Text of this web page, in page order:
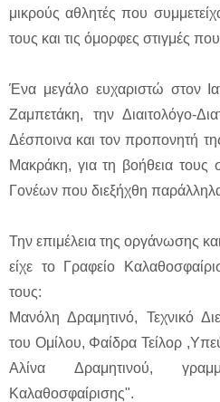
μικρούς αθλητές που
τους και τις όμορφες στιγμές
Ένα μεγάλο ευχαριστώ στον
Ζαμπετάκη, την Διαιτολόγο-
Δέσποινα και τον προπονητή
Μακράκη, για τη βοήθεια τους
Γονέων που διεξήχθη
Την επιμέλεια της οργάνωσης
είχε το Γραφείο
τους:
Μανόλη Δραμητινό, Τεχνικό
του Ομίλου, Φαίδρα Τείλορ
Αλίνα Δραμητινού,
Καλαθοσφαίρισης".